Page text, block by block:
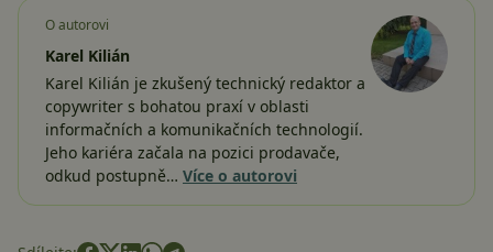
O autorovi
Karel Kilián
Karel Kilián je zkušený technický redaktor a
copywriter s bohatou praxí v oblasti
informačních a komunikačních technologií.
Jeho kariéra začala na pozici prodavače,
odkud postupně… Více o autorovi